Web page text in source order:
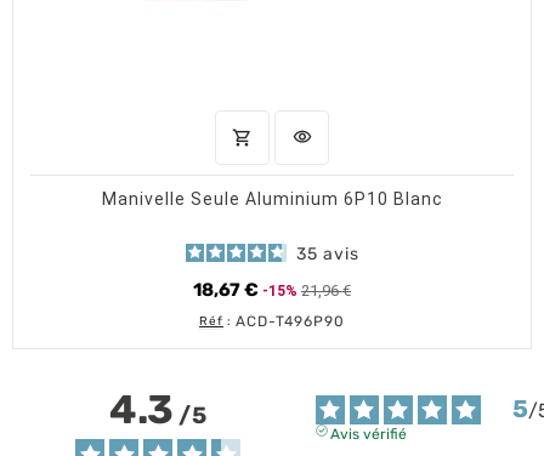
shopping_cart AJOUTER AU PANIER
visibility
Manivelle Seule Aluminium 6P10 Blanc
35 avis
18,67 € Prix de base
-15% 21,96 €
Prix
Réf : ACD-T496P90
4.3/5 5/
Avis vérifié